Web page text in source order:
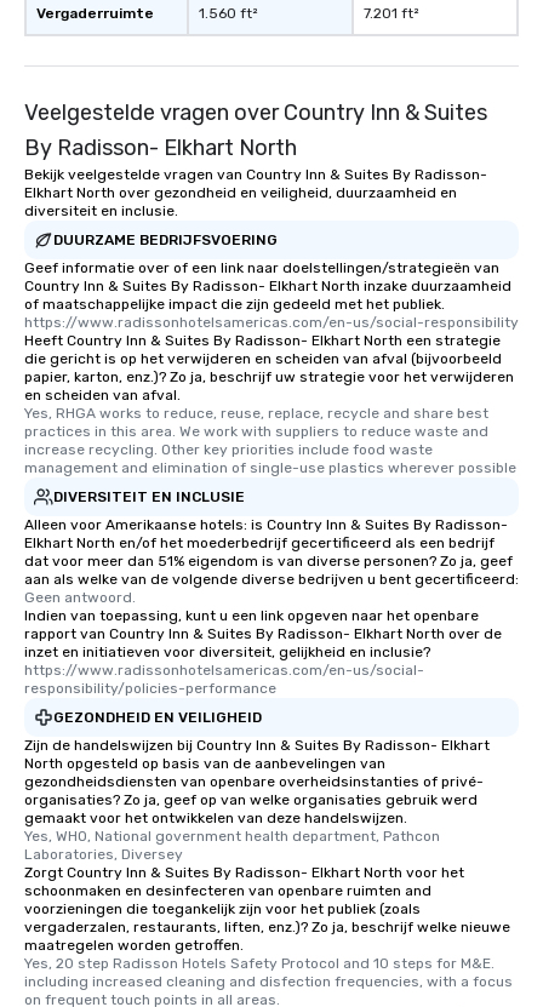
Vergaderruimte 1.560 ft² 7.201 ft²
Veelgestelde vragen over Country Inn & Suites
By Radisson- Elkhart North
Bekijk veelgestelde vragen van Country Inn & Suites By Radisson-
Elkhart North over gezondheid en veiligheid, duurzaamheid en
diversiteit en inclusie.
DUURZAME BEDRIJFSVOERING
Geef informatie over of een link naar doelstellingen/strategieën van
Country Inn & Suites By Radisson- Elkhart North inzake duurzaamheid
of maatschappelijke impact die zijn gedeeld met het publiek.
https://www.radissonhotelsamericas.com/en-us/social-responsibility
Heeft Country Inn & Suites By Radisson- Elkhart North een strategie
die gericht is op het verwijderen en scheiden van afval (bijvoorbeeld
papier, karton, enz.)? Zo ja, beschrijf uw strategie voor het verwijderen
en scheiden van afval.
Yes, RHGA works to reduce, reuse, replace, recycle and share best
practices in this area. We work with suppliers to reduce waste and
increase recycling. Other key priorities include food waste
management and elimination of single-use plastics wherever possible
DIVERSITEIT EN INCLUSIE
Alleen voor Amerikaanse hotels: is Country Inn & Suites By Radisson-
Elkhart North en/of het moederbedrijf gecertificeerd als een bedrijf
dat voor meer dan 51% eigendom is van diverse personen? Zo ja, geef
aan als welke van de volgende diverse bedrijven u bent gecertificeerd:
Geen antwoord.
Indien van toepassing, kunt u een link opgeven naar het openbare
rapport van Country Inn & Suites By Radisson- Elkhart North over de
inzet en initiatieven voor diversiteit, gelijkheid en inclusie?
https://www.radissonhotelsamericas.com/en-us/social-
responsibility/policies-performance
GEZONDHEID EN VEILIGHEID
Zijn de handelswijzen bij Country Inn & Suites By Radisson- Elkhart
North opgesteld op basis van de aanbevelingen van
gezondheidsdiensten van openbare overheidsinstanties of privé-
organisaties? Zo ja, geef op van welke organisaties gebruik werd
gemaakt voor het ontwikkelen van deze handelswijzen.
Yes, WHO, National government health department, Pathcon
Laboratories, Diversey
Zorgt Country Inn & Suites By Radisson- Elkhart North voor het
schoonmaken en desinfecteren van openbare ruimten and
voorzieningen die toegankelijk zijn voor het publiek (zoals
vergaderzalen, restaurants, liften, enz.)? Zo ja, beschrijf welke nieuwe
maatregelen worden getroffen.
Yes, 20 step Radisson Hotels Safety Protocol and 10 steps for M&E.
including increased cleaning and disfection frequencies, with a focus
on frequent touch points in all areas.